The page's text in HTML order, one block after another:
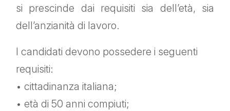
si prescinde dai requisiti sia dell’età, sia
dell’anzianità di lavoro.
I candidati devono possedere i seguenti
requisiti:
• cittadinanza italiana;
• età di 50 anni compiuti;